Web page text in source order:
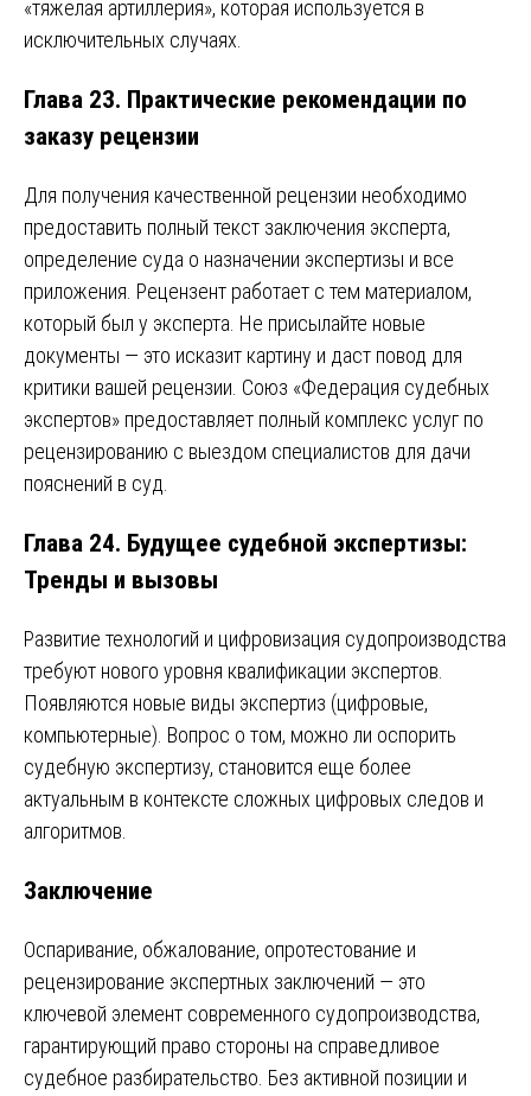
«тяжелая артиллерия», которая используется в
исключительных случаях.
Глава 23. Практические рекомендации по
заказу рецензии
Для получения качественной рецензии необходимо
предоставить полный текст заключения эксперта,
определение суда о назначении экспертизы и все
приложения. Рецензент работает с тем материалом,
который был у эксперта. Не присылайте новые
документы — это исказит картину и даст повод для
критики вашей рецензии. Союз «Федерация судебных
экспертов» предоставляет полный комплекс услуг по
рецензированию с выездом специалистов для дачи
пояснений в суд.
Глава 24. Будущее судебной экспертизы:
Тренды и вызовы
Развитие технологий и цифровизация судопроизводства
требуют нового уровня квалификации экспертов.
Появляются новые виды экспертиз (цифровые,
компьютерные). Вопрос о том, можно ли оспорить
судебную экспертизу, становится еще более
актуальным в контексте сложных цифровых следов и
алгоритмов.
Заключение
Оспаривание, обжалование, опротестование и
рецензирование экспертных заключений — это
ключевой элемент современного судопроизводства,
гарантирующий право стороны на справедливое
судебное разбирательство. Без активной позиции и